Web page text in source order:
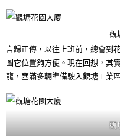
觀
言歸正傳，以往上班前，總會到
圖它位置夠方便。現在回想，其
龍，塞滿多輛準備駛入觀塘工業
觀